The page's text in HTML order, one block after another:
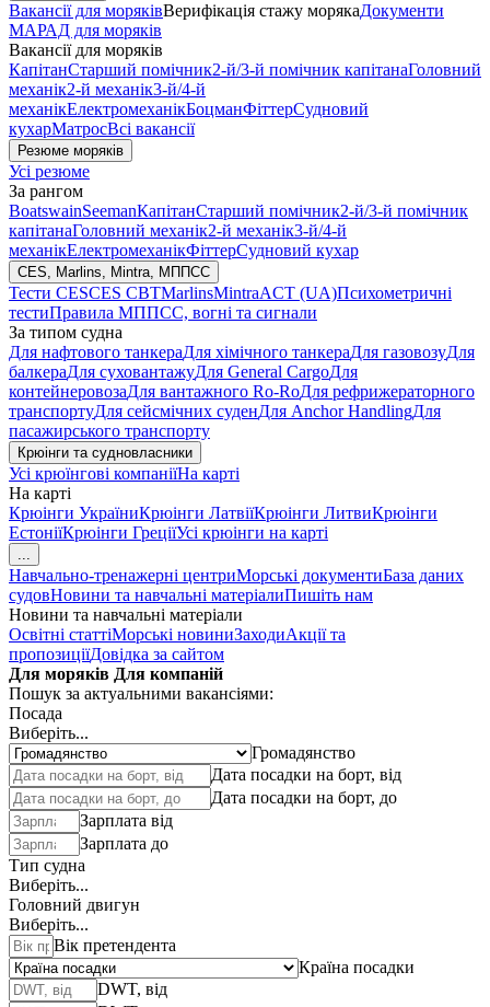
Вакансії для моряківВерифікація стажу морякаДокументи
МАРАД для моряків
Вакансії для моряків
КапітанСтарший помічник2-й/3-й помічник капітанаГоловний
механік2-й механік3-й/4-й
механікЕлектромеханікБоцманФіттерСудновий
кухарМатросВсі вакансії
Резюме моряків
Усі резюме
За рангом
BoatswainSeemanКапітанСтарший помічник2-й/3-й помічник
капітанаГоловний механік2-й механік3-й/4-й
механікЕлектромеханікФіттерСудновий кухар
CES, Marlins, Mintra, МППСС
Тести CESCES CBTMarlinsMintraACT (UA)Психометричні
тестиПравила МППСС, вогні та сигнали
За типом судна
Для нафтового танкераДля хімічного танкераДля газовозуДля
балкераДля суховантажуДля General CargoДля
контейнеровозаДля вантажного Ro-RoДля рефрижераторного
транспортуДля сейсмічних суденДля Anchor HandlingДля
пасажирського транспорту
Крюінги та судновласники
Усі крюїнгові компаніїНа карті
На карті
Крюінги УкраїниКрюінги ЛатвіїКрюінги ЛитвиКрюінги
ЕстоніїКрюінги ГреціїУсі крюінги на карті
...
Навчально-тренажерні центриМорські документиБаза даних
судовНовини та навчальні матеріалиПишіть нам
Новини та навчальні матеріали
Освітні статтіМорські новиниЗаходиАкції та
пропозиціїДовідка за сайтом
Для моряків Для компаній
Пошук за актуальними вакансіями:
Посада
Виберіть...
Громадянство
Дата посадки на борт, від
Дата посадки на борт, до
Зарплата від
Зарплата до
Тип судна
Виберіть...
Головний двигун
Виберіть...
Вік претендента
Країна посадки
DWT, від